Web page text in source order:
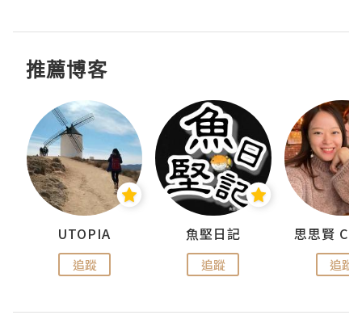
推薦博客
UTOPIA
追蹤
魚堅日記
追蹤 追蹤